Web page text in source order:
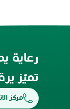
رعاية
تميّز
مركز